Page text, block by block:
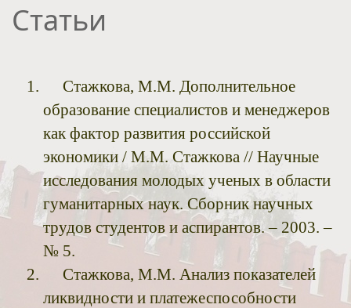
Статьи
Стажкова, М.М. Дополнительное
образование специалистов и менеджеров
как фактор развития российской
экономики / М.М. Стажкова // Научные
исследования молодых ученых в области
гуманитарных наук. Сборник научных
трудов студентов и аспирантов. – 2003. –
№ 5.
Стажкова, М.М. Анализ показателей
ликвидности и платежеспособности